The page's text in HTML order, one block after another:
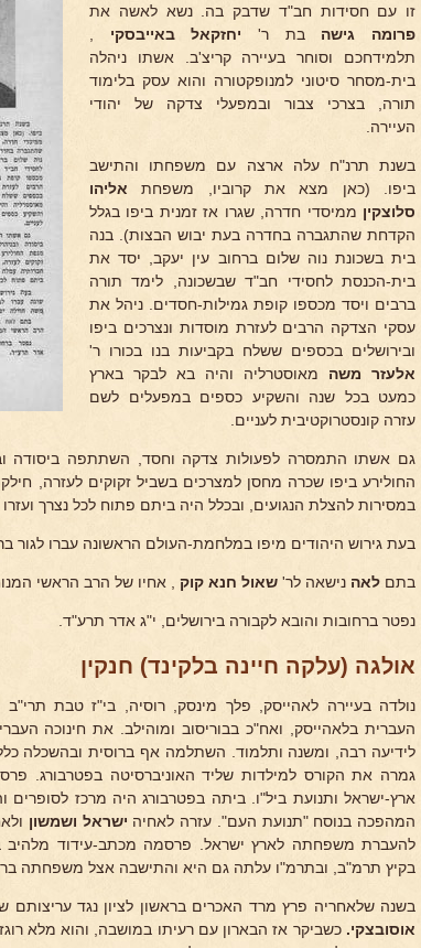
זו עם חסידות חב"ד שדבק בה. נשא לאשה את
פרומה גישה בת ר' יחזקאל באייבסקי
תלמידחכם וסוחר בעיירה קריצ'ב. אשתו ניהלה
בית-מסחר סיטוני למנופקטורה והוא עסק בלימוד
תורה, בצרכי צבור ובמפעלי צדקה של יהודי
העיירה.
בשנת תרנ"ח עלה ארצה עם משפחתו והתישב
ביפו. (כאן מצא את קרוביו, משפחתאליהו
סלוצקין ממיסדי חדרה, שגרו אז זמנית ביפו בגלל
הקדחת שהתגברה בחדרה בעת יבוש הבצות). בנה
בית בשכונת נוה שלום ברחוב עין יעקב, יסד את
בית-הכנסת לחסידי חב"ד שבשכונה, לימד תורה
ברבים ויסד מכספו קופת גמילות-חסדים. ניהל את
עסקי הצדקה הרבים לעזרת מוסדות ונצרכים ביפו
ובירושלים בכספים ששלח בקביעות בנו בכורו ר'
אלעזר משה מאוסטרליה והיה בא לבקר בארץ
כמעט בכל שנה והשקיע כספים במפעלים לשם
עזרה קונסטרוקטיבית לעניים.
גם אשתו התמסרה לפעולות צדקה וחסד, השתתפה ביסודה
החולירע ביפו שכרה מחסן למצרכים בשביל זקוקים לעזרה,
במסירות להצלת הנגועים, ובכלל היה ביתם פתוח לכל נצרך ועזרו
בעת גירוש היהודים מיפו במלחמת-העולם הראשונה עברו לגור
בתם לאה נישאה לר' שאול חנא קוק , אחיו של הרב הראשי
נפטר ברחובות והובא לקבורה בירושלים, י"ג אדר תרע"ד.
אולגה (עלקה חיינה בלקינד) חנקין
נולדה בעיירה לאהייסק, פלך מינסק, רוסיה, בי"ז טבת תרי"ב (1852),
העברית בלאהייסק, ואח"כ בבוריסוב ומוהילב. את חינוכה
גמרה את הקורס למילדות שליד האוניברסיטה בפטרבורג.
ארץ-ישראל ותנועת ביל"ו. ביתה בפטרבורג היה מרכז לסופרים
המהפכה בנוסח "תנועת העם". עזרה לאחיה ישראל ושמשון
להעברת משפחתה לארץ ישראל. פרסמה מכתב-עידוד מלהיב
בקיץ תרמ"ב, ובתרמ"ו עלתה גם היא והתישבה אצל משפחתה
בשנה שלאחריה פרץ מרד האכרים בראשון לציון נגד עריצותם
אוסובצקי. כשביקר אז הבארון עם רעיתו במושבה, והוא מלא